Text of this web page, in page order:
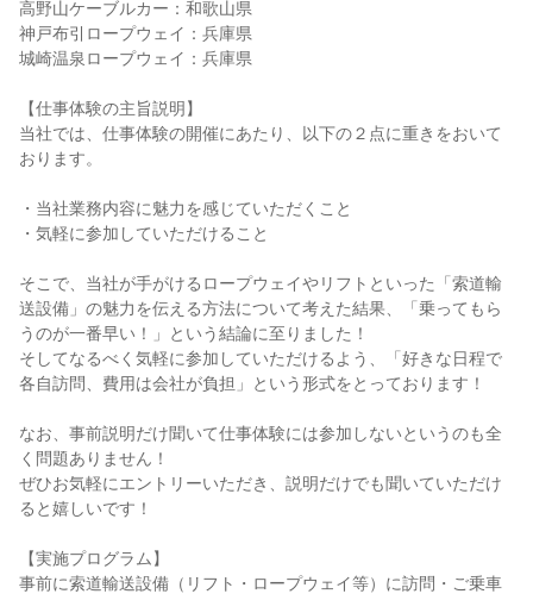
高野山ケーブルカー：和歌山県
神戸布引ロープウェイ：兵庫県
城崎温泉ロープウェイ：兵庫県
【仕事体験の主旨説明】
当社では、仕事体験の開催にあたり、以下の２点に重きをおいて
おります。
・当社業務内容に魅力を感じていただくこと
・気軽に参加していただけること
そこで、当社が手がけるロープウェイやリフトといった「索道輸
送設備」の魅力を伝える方法について考えた結果、「乗ってもら
うのが一番早い！」という結論に至りました！
そしてなるべく気軽に参加していただけるよう、「好きな日程で
各自訪問、費用は会社が負担」という形式をとっております！
なお、事前説明だけ聞いて仕事体験には参加しないというのも全
く問題ありません！
ぜひお気軽にエントリーいただき、説明だけでも聞いていただけ
ると嬉しいです！
【実施プログラム】
事前に索道輸送設備（リフト・ロープウェイ等）に訪問・ご乗車